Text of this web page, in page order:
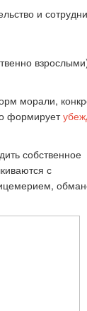
и
морали,
формирует
собственное
с
публикации